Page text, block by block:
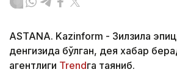
ASTANA. Kazinform - Зилзила
денгизида бўлган, дея хабар
агентлиги Trendга таяниб.